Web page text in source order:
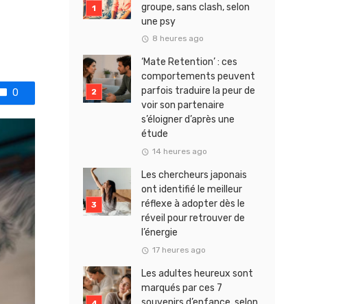
0
groupe, sans clash, selon
une psy
8 heures ago
‘Mate Retention’ : ces
comportements peuvent
parfois traduire la peur de
voir son partenaire
s’éloigner d’après une
étude
14 heures ago
Les chercheurs japonais
ont identifié le meilleur
réflexe à adopter dès le
réveil pour retrouver de
l’énergie
17 heures ago
Les adultes heureux sont
marqués par ces 7